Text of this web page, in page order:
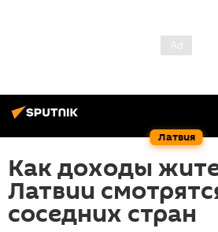
Латвия
Как доходы
Латвии
соседних стран